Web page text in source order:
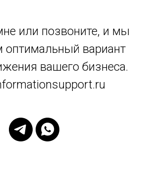
или позвоните, и мы
оптимальный вариант
вашего бизнеса.